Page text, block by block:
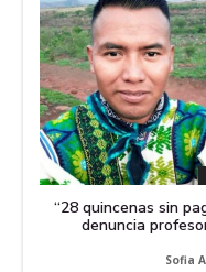
“28 quincenas sin
denuncia
Sofia